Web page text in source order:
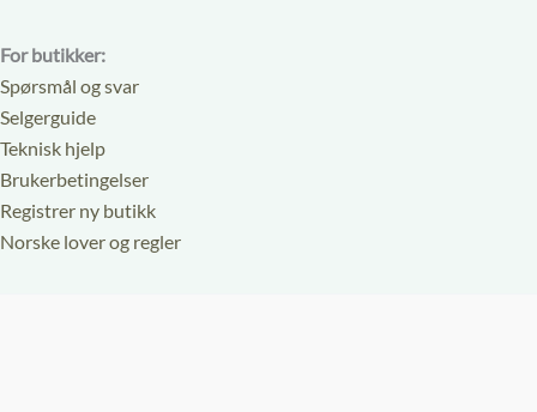
For butikker:
Spørsmål og svar
Selgerguide
Teknisk hjelp
Brukerbetingelser
Registrer ny butikk
Norske lover og regler